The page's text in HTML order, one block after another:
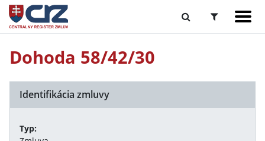
Dohoda 58/42/30
Identifikácia zmluvy
Typ: